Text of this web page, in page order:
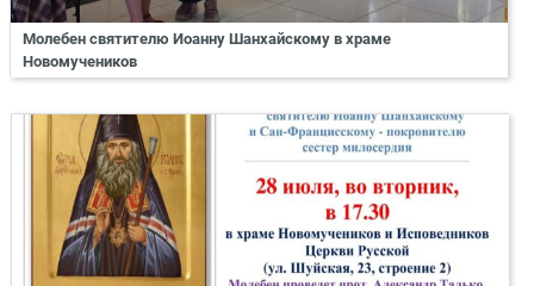
Молебен святителю Иоанну Шанхайскому в храме
Новомучеников